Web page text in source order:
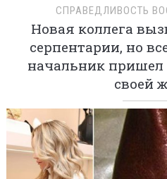
СПРАВЕДЛИВОСТЬ
Новая коллега
серпентарии, но
начальник пришел
своей